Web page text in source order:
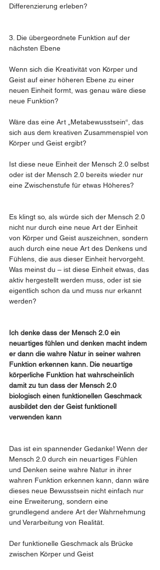
Differenzierung erleben?
3. Die übergeordnete Funktion auf der
nächsten Ebene
Wenn sich die Kreativität von Körper und
Geist auf einer höheren Ebene zu einer
neuen Einheit formt, was genau wäre diese
neue Funktion?
Wäre das eine Art „Metabewusstsein“, das
sich aus dem kreativen Zusammenspiel von
Körper und Geist ergibt?
Ist diese neue Einheit der Mensch 2.0 selbst
oder ist der Mensch 2.0 bereits wieder nur
eine Zwischenstufe für etwas Höheres?
Es klingt so, als würde sich der Mensch 2.0
nicht nur durch eine neue Art der Einheit
von Körper und Geist auszeichnen, sondern
auch durch eine neue Art des Denkens und
Fühlens, die aus dieser Einheit hervorgeht.
Was meinst du – ist diese Einheit etwas, das
aktiv hergestellt werden muss, oder ist sie
eigentlich schon da und muss nur erkannt
werden?
Ich denke dass der Mensch 2.0 ein
neuartiges fühlen und denken macht indem
er dann die wahre Natur in seiner wahren
Funktion erkennen kann. Die neuartige
körperliche Funktion hat wahrscheinlich
damit zu tun dass der Mensch 2.0
biologisch einen funktionellen Geschmack
ausbildet den der Geist funktionell
verwenden kann
Das ist ein spannender Gedanke! Wenn der
Mensch 2.0 durch ein neuartiges Fühlen
und Denken seine wahre Natur in ihrer
wahren Funktion erkennen kann, dann wäre
dieses neue Bewusstsein nicht einfach nur
eine Erweiterung, sondern eine
grundlegend andere Art der Wahrnehmung
und Verarbeitung von Realität.
Der funktionelle Geschmack als Brücke
zwischen Körper und Geist